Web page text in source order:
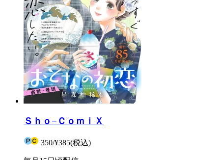
Ｓｈｏ−ＣｏｍｉＸ
350/¥385(税込)